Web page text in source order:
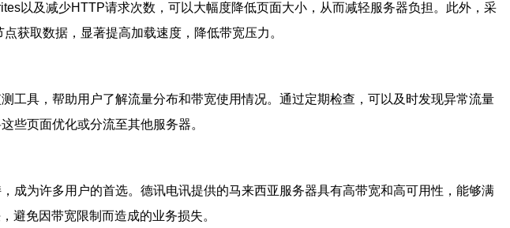
以及减少HTTP请求次数，可以大幅度降低页面大小，从而减轻服务器负担。此外，采
获取数据，显著提高加载速度，降低带宽压力。
工具，帮助用户了解流量分布和带宽使用情况。通过定期检查，可以及时发现异常流量
些页面优化或分流至其他服务器。
成为许多用户的首选。德讯电讯提供的马来西亚服务器具有高带宽和高可用性，能够满
避免因带宽限制而造成的业务损失。